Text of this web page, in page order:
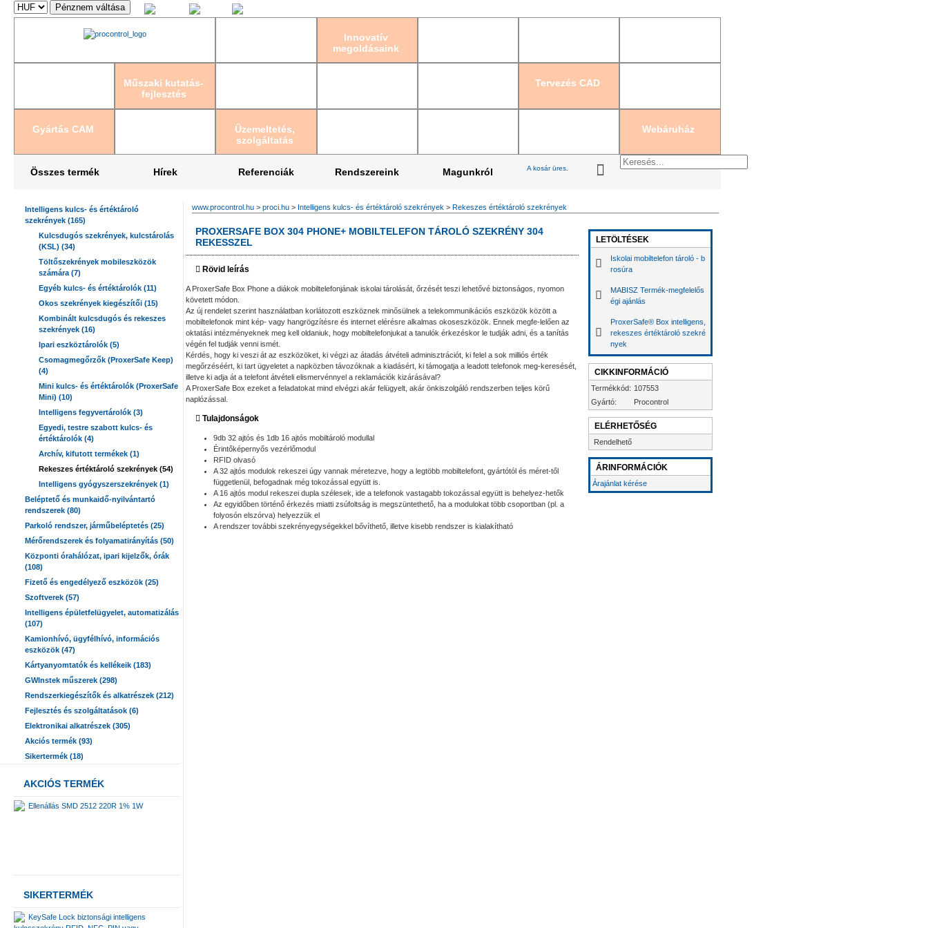
Innovatív
megoldásaink
Műszaki kutatás-
fejlesztés
Tervezés CAD
Gyártás CAM
Üzemeltetés,
szolgáltatás
Webáruház
Összes termék Hírek Referenciák Rendszereink Magunkról A kosár üres.
Intelligens kulcs- és értéktároló
szekrények (165)
Kulcsdugós szekrények, kulcstárolás
(KSL) (34)
Töltőszekrények mobileszközök
számára (7)
Egyéb kulcs- és értéktárolók (11)
Okos szekrények kiegészítői (15)
Kombinált kulcsdugós és rekeszes
szekrények (16)
Ipari eszköztárolók (5)
Csomagmegőrzők (ProxerSafe Keep)
(4)
Mini kulcs- és értéktárolók (ProxerSafe
Mini) (10)
Intelligens fegyvertárolók (3)
Egyedi, testre szabott kulcs- és
értéktárolók (4)
Archív, kifutott termékek (1)
Rekeszes értéktároló szekrények (54)
Intelligens gyógyszerszekrények (1)
Beléptető és munkaidő-nyilvántartó
rendszerek (80)
Parkoló rendszer, járműbeléptetés (25)
Mérőrendszerek és folyamatirányítás (50)
Központi órahálózat, ipari kijelzők, órák
(108)
Fizető és engedélyező eszközök (25)
Szoftverek (57)
Intelligens épületfelügyelet, automatizálás
(107)
Kamionhívó, ügyfélhívó, információs
eszközök (47)
Kártyanyomtatók és kellékeik (183)
GWInstek műszerek (298)
Rendszerkiegészítők és alkatrészek (212)
Fejlesztés és szolgáltatások (6)
Elektronikai alkatrészek (305)
Akciós termék (93)
Sikertermék (18)
AKCIÓS TERMÉK
Ellenállás SMD 2512 220R 1% 1W
SIKERTERMÉK
KeySafe Lock biztonsági intelligens
www.procontrol.hu > proci.hu > Intelligens kulcs- és értéktároló szekrények > Rekeszes értéktároló szekrények
PROXERSAFE BOX 304 PHONE+ MOBILTELEFON TÁROLÓ SZEKRÉNY 304
REKESSZEL
Rövid leírás
A ProxerSafe Box Phone a diákok mobiltelefonjának iskolai tárolását, őrzését teszi lehetővé biztonságos, nyomon
követett módon.
Az új rendelet szerint használatban korlátozott eszköznek minősülnek a telekommunikációs eszközök között a
mobiltelefonok mint kép- vagy hangrögzítésre és internet elérésre alkalmas okoseszközök. Ennek megfe-lelően az
oktatási intézményeknek meg kell oldaniuk, hogy mobiltelefonjukat a tanulók érkezéskor le tudják adni, és a tanítás
végén fel tudják venni ismét.
Kérdés, hogy ki veszi át az eszközöket, ki végzi az átadás átvételi adminisztrációt, ki felel a sok milliós érték
megőrzéséért, ki tart ügyeletet a napközben távozóknak a kiadásért, ki támogatja a leadott telefonok meg-keresését,
illetve ki adja át a telefont átvételi elismervénnyel a reklamációk kizárásával?
A ProxerSafe Box ezeket a feladatokat mind elvégzi akár felügyelt, akár önkiszolgáló rendszerben teljes körű
naplózással.
Tulajdonságok
9db 32 ajtós és 1db 16 ajtós mobiltároló modullal
Érintőképernyős vezérlőmodul
RFID olvasó
A 32 ajtós modulok rekeszei úgy vannak méretezve, hogy a legtöbb mobiltelefont, gyártótól és méret-től
függetlenül, befogadnak még tokozással együtt is.
A 16 ajtós modul rekeszei dupla szélesek, ide a telefonok vastagabb tokozással együtt is behelyez-hetők
Az egyidőben történő érkezés miatti zsúfoltság is megszüntethető, ha a modulokat több csoportban (pl. a
folyosón elszórva) helyezzük el
A rendszer további szekrényegységekkel bővíthető, illetve kisebb rendszer is kialakítható
LETÖLTÉSEK
Iskolai mobiltelefon tároló - b
rosúra
MABISZ Termék-megfelelős
égi ajánlás
ProxerSafe® Box intelligens,
rekeszes értéktároló szekré
nyek
CIKKINFORMÁCIÓ
Termékkód: 107553
Gyártó:
Procontrol
ELÉRHETŐSÉG
Rendelhető
ÁRINFORMÁCIÓK
Árajánlat kérése